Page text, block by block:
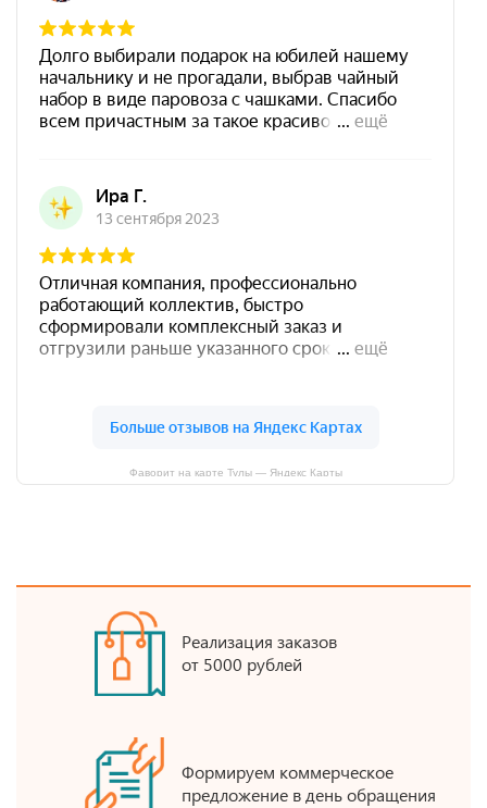
Фаворит на карте Тулы — Яндекс Карты
Реализация заказов
от 5000 рублей
Формируем коммерческое
предложение в день обращения